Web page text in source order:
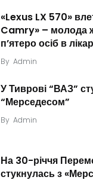
«Lexus LX 570»
Camry» – молода
п’ятеро осіб в
By Admin
У Тиврові “ВАЗ”
“Мерседесом”
By Admin
На 30-річчя
стукнулась з